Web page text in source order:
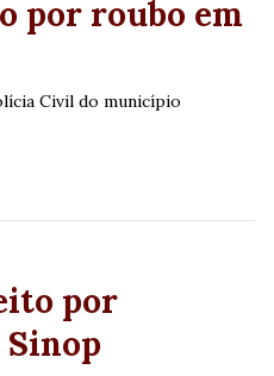
por roubo em
Civil do município
por